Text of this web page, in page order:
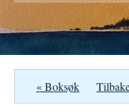
« Boksøk